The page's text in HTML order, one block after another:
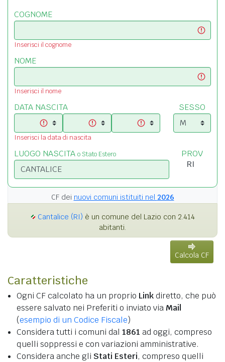
COGNOME
Inserisci il cognome
NOME
Inserisci il nome
DATA NASCITA
Inserisci la data di nascita
SESSO
LUOGO NASCITA o Stato Estero PROV
CF dei nuovi comuni istituiti nel 2026
Cantalice (RI) è un comune del Lazio con 2.414
abitanti.
Calcola CF
Caratteristiche
Ogni CF calcolato ha un proprio Linkdiretto, che può
essere salvato nei Preferiti o inviato via Mail
(esempio di un Codice Fiscale)
Considera tutti i comuni dal 1861 ad oggi, compreso
quelli soppressi e con variazioni amministrative.
Considera anche gli Stati Esteri, compreso quelli